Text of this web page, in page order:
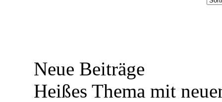
Neue Beiträge
Heißes Thema mit